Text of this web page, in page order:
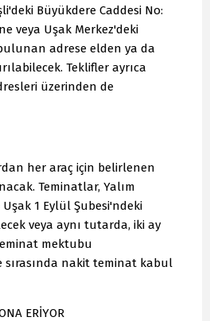
Büyükdere Caddesi No:
veya Uşak Merkez'deki
adrese elden ya da
Teklifler ayrıca
üzerinden de
her araç için belirlenen
Teminatlar, Yalım
1 Eylül Şubesi'ndeki
veya aynı tutarda, iki ay
mektubu
nakit teminat kabul
ERİYOR